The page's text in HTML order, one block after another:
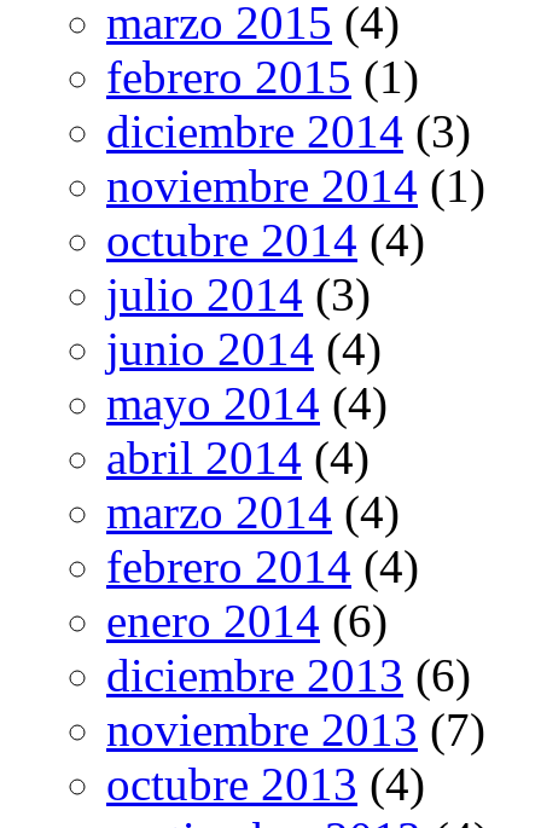
marzo 2015 (4)
febrero 2015 (1)
diciembre 2014 (3)
noviembre 2014 (1)
octubre 2014 (4)
julio 2014 (3)
junio 2014 (4)
mayo 2014 (4)
abril 2014 (4)
marzo 2014 (4)
febrero 2014 (4)
enero 2014 (6)
diciembre 2013 (6)
noviembre 2013 (7)
octubre 2013 (4)